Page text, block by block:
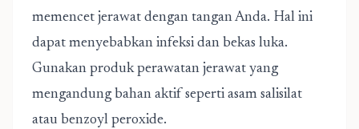
memencet jerawat dengan tangan Anda. Hal ini
dapat menyebabkan infeksi dan bekas luka.
Gunakan produk perawatan jerawat yang
mengandung bahan aktif seperti asam salisilat
atau benzoyl peroxide.